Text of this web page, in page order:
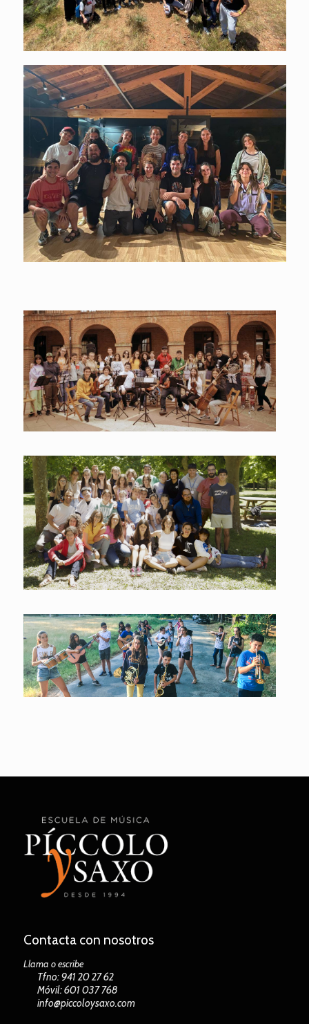
Contacta con nosotros
Llama o escribe
Tfno: 941 20 27 62
Móvil: 601 037 768
info@piccoloysaxo.com